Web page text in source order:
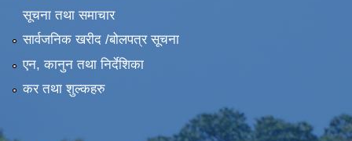
सूचना तथा समाचार
सार्वजनिक खरीद /बोलपत्र सूचना
एन, कानुन तथा निर्देशिका
कर तथा शुल्कहरु